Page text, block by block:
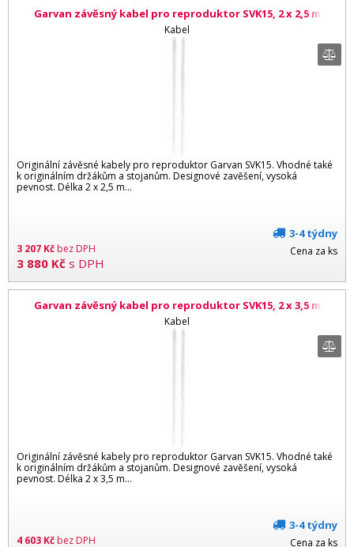
Garvan závěsný kabel pro reproduktor SVK15, 2 x 2,5 m
Kabel
Originální závěsné kabely pro reproduktor Garvan SVK15. Vhodné také
k originálním držákům a stojanům. Designové zavěšení, vysoká
pevnost. Délka 2 x 2,5 m...
3 207 Kčbez DPH
3 880 Kč s DPH
3-4 týdny
Cena za ks
Garvan závěsný kabel pro reproduktor SVK15, 2 x 3,5 m
Kabel
Originální závěsné kabely pro reproduktor Garvan SVK15. Vhodné také
k originálním držákům a stojanům. Designové zavěšení, vysoká
pevnost. Délka 2 x 3,5 m...
4 603 Kčbez DPH
3-4 týdny
Cena za ks